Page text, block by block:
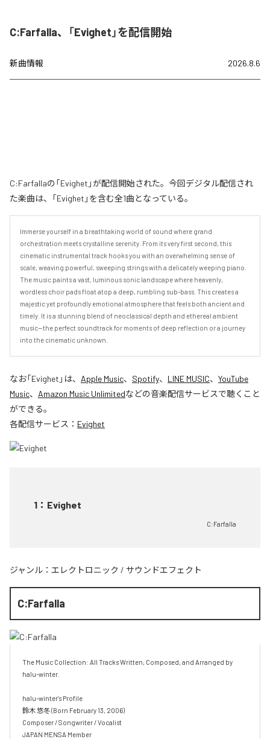
C:Farfalla、「Evighet」を配信開始
新曲情報 2026.8.6
C:Farfallaの「Evighet」が配信開始された。今回デジタル配信され
た楽曲は、「Evighet」を含む全1曲となっている。
Immerse yourself in a breathtaking world of sound where grand
orchestration meets crystalline serenity. From its very first second, this
cinematic instrumental track hooks you with an overwhelming sense of
scale, weaving powerful, sweeping strings with a delicately weeping piano.
​The music paints a vast, luminous sonic landscape where heavenly,
wordless choir pads float atop a deep, rumbling sub-bass. This creates a
majestic yet profoundly emotional atmosphere that feels both ancient and
timely. It is a stunning blend of neoclassical depth and ethereal ambient
music—the perfect soundtrack for moments of deep reflection or a journey
into the cinematic unknown.
なお「Evighet 」は、 Apple Music、 Spotify、 LINE MUSIC、 YouTube
Music、 Amazon Music Unlimitedなどの音楽配信サービスで聴くこと
ができる。
各配信サービス： Evighet
1 ： Evighet
C:Farfalla
ジャンル： エレクトロニック / サウンドエフェクト
C:Farfalla
The Music Collection: All Tracks Written, Composed, and Arranged by
halu-winter.
halu-winter's Profile
鈴木 悠冬 (Born February 13, 2006)
Composer / Songwriter / Vocalist
JAPAN MENSA Member